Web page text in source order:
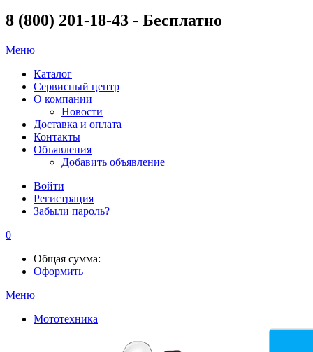
8 (800) 201-18-43 - Бесплатно
Меню
Каталог
Сервисный центр
О компании
Новости
Доставка и оплата
Контакты
Объявления
Добавить объявление
Войти
Регистрация
Забыли пароль?
0
Общая сумма:
Оформить
Меню
Мототехника